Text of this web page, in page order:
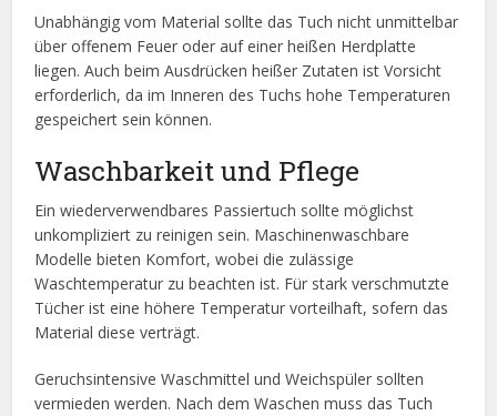
Unabhängig vom Material sollte das Tuch nicht unmittelbar
über offenem Feuer oder auf einer heißen Herdplatte
liegen. Auch beim Ausdrücken heißer Zutaten ist Vorsicht
erforderlich, da im Inneren des Tuchs hohe Temperaturen
gespeichert sein können.
Waschbarkeit und Pflege
Ein wiederverwendbares Passiertuch sollte möglichst
unkompliziert zu reinigen sein. Maschinenwaschbare
Modelle bieten Komfort, wobei die zulässige
Waschtemperatur zu beachten ist. Für stark verschmutzte
Tücher ist eine höhere Temperatur vorteilhaft, sofern das
Material diese verträgt.
Geruchsintensive Waschmittel und Weichspüler sollten
vermieden werden. Nach dem Waschen muss das Tuch